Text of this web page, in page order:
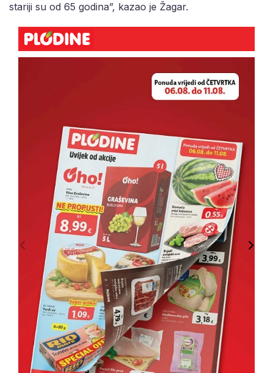
stariji su od 65 godina”, kazao je Žagar.